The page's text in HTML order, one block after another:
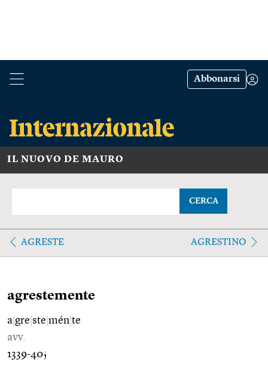
Abbonarsi
IL NUOVO DE MAURO
CERCA
AGRESTE AGRESTINO
agrestemente
a gre ste mén te
avv.
1339-40;